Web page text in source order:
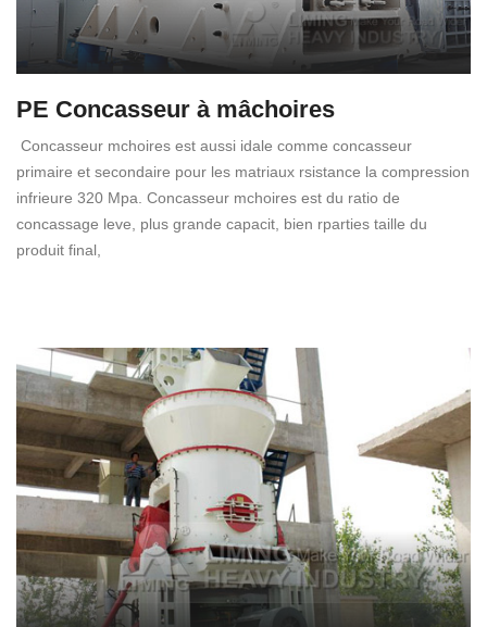
PE Concasseur à mâchoires
Concasseur mchoires est aussi idale comme concasseur
primaire et secondaire pour les matriaux rsistance la compression
infrieure 320 Mpa. Concasseur mchoires est du ratio de
concassage leve, plus grande capacit, bien rparties taille du
produit final,